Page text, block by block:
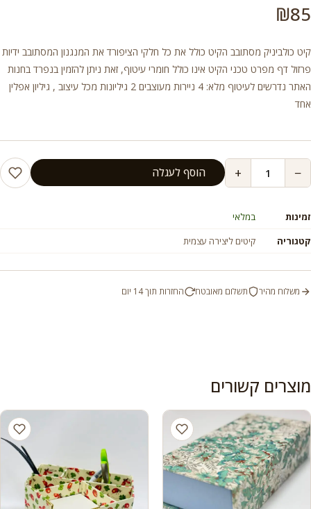
₪85
קיט כולביניק מסתובב הקיט כולל את כל חלקי הציפורד את המנגנון המסתובב ידיות
פרזול דף מפרט טכני הקיט אינו כולל חומרי עיטוף, זאת ניתן להזמין בנפרד בחנות
האתר נדרשים לעיטוף מלא: 4 ניירות מעוצבים 2 גיליונות מכל עיצוב , גיליון אפלין
אחד
−
+ הוסף לעגלה
זמינות
במלאי
קטגוריה
קיטים ליצירה עצמית
משלוח מהיר תשלום מאובטח החזרות תוך 14 יום
מוצרים קשורים